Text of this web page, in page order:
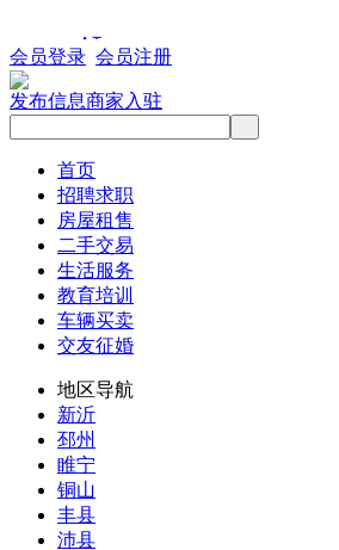
会员登录 会员注册
发布信息商家入驻
首页
招聘求职
房屋租售
二手交易
生活服务
教育培训
车辆买卖
交友征婚
地区导航
新沂
邳州
睢宁
铜山
丰县
沛县